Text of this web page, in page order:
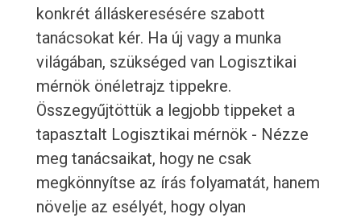
konkrét álláskeresésére szabott
tanácsokat kér. Ha új vagy a munka
világában, szükséged van Logisztikai
mérnök önéletrajz tippekre.
Összegyűjtöttük a legjobb tippeket a
tapasztalt Logisztikai mérnök - Nézze
meg tanácsaikat, hogy ne csak
megkönnyítse az írás folyamatát, hanem
növelje az esélyét, hogy olyan